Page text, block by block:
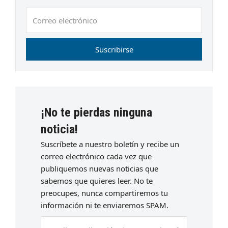
electrónico
Suscribirse
¡No te pierdas ninguna
noticia!
Suscríbete a nuestro boletín y recibe un
correo electrónico cada vez que
publiquemos nuevas noticias que
sabemos que quieres leer. No te
preocupes, nunca compartiremos tu
información ni te enviaremos SPAM.